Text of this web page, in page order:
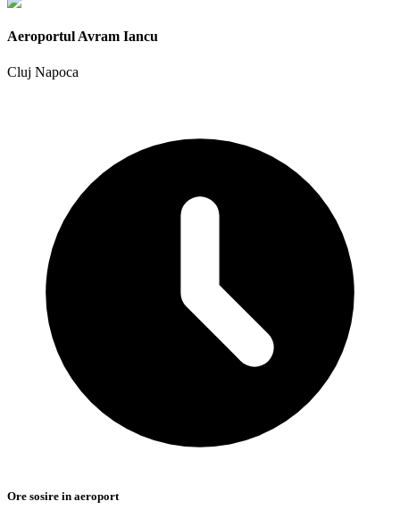
Aeroportul Avram Iancu
Cluj Napoca
Ore sosire in aeroport